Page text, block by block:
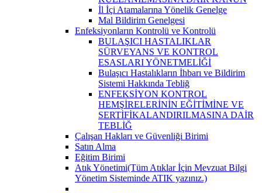
İl İçi Atamalarına Yönelik Genelge
Mal Bildirim Genelgesi
Enfeksiyonların Kontrolü ve Kontrolü
BULAŞICI HASTALIKLAR
SÜRVEYANS VE KONTROL
ESASLARI YÖNETMELİĞİ
Bulaşıcı Hastalıkların İhbarı ve Bildirim
Sistemi Hakkında Tebliğ
ENFEKSİYON KONTROL
HEMŞİRELERİNİN EĞİTİMİNE VE
SERTİFİKALANDIRILMASINA DAİR
TEBLİĞ
Çalışan Hakları ve Güvenliği Birimi
Satın Alma
Eğitim Birimi
Atık Yönetimi(Tüm Atıklar İçin Mevzuat Bilgi
Yönetim Sisteminde ATIK yazınız.)